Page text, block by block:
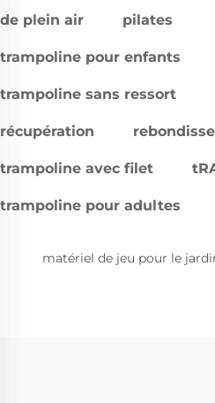
de plein air pilates
trampoline pour enfants
trampoline sans ressort
récupération
trampoline avec filet
trampoline pour adultes
matériel de jeu pour le